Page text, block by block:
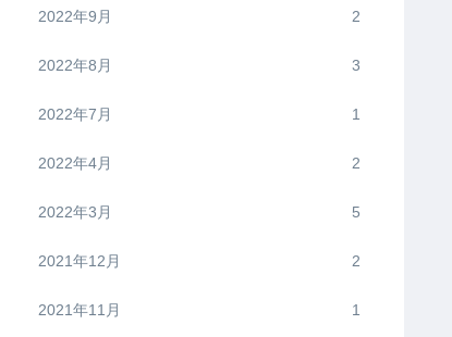
2022年9月 2
2022年8月 3
2022年7月 1
2022年4月 2
2022年3月 5
2021年12月 2
2021年11月 1